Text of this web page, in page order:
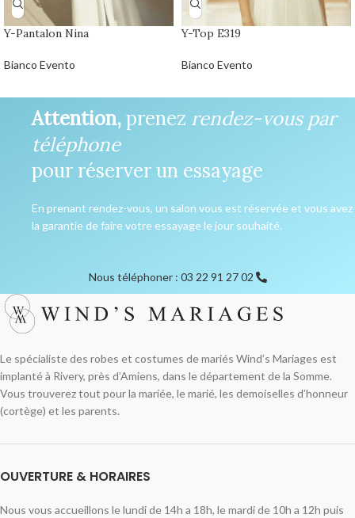
Y-Pantalon Nina
Bianco Evento
Y-Top E319
Bianco Evento
Attention,prenez rendez-vous par
téléphone
pour réserver un essayage
En prenant rendez-vous, un salon vous est réservée et vous avez
la garantie de faire votre essayage le jour souhaité.
Nous téléphoner : 03 22 91 27 02
Le spécialiste des robes et costumes de mariés Wind’s Mariages est
implanté à Rivery, près d’Amiens, dans le département de la Somme.
Vous trouverez tout pour la mariée, le marié, les demoiselles d’honneur
(cortège) et les parents.
OUVERTURE & HORAIRES
Nous vous accueillons le lundi de 14h a 18h, le mardi de 10h a 12h puis